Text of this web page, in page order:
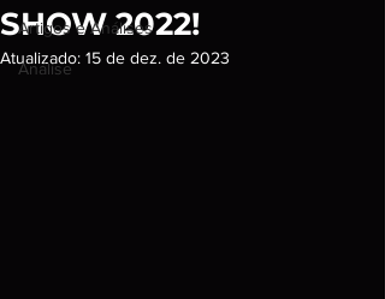
Artigos e Análises
Análise
SHOW 2022!
Atualizado: 15 de dez. de 2023